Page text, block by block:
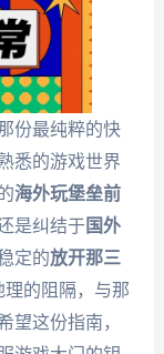
份最纯粹的快
悉的游戏世界
海外玩堡垒前
是纠结于 国外
定的放开那三
的阻隔，与那
望这份指南，